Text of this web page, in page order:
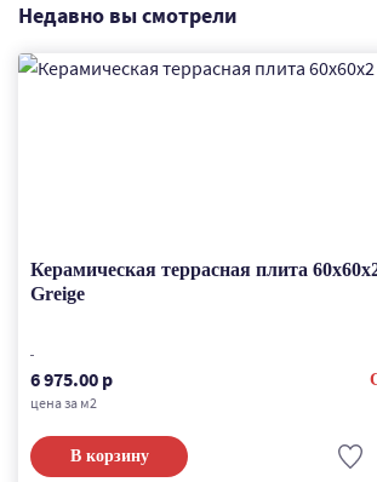
Недавно вы смотрели
Керамическая террасная плита
Greige
6 975.00 р
цена за м2
В корзину